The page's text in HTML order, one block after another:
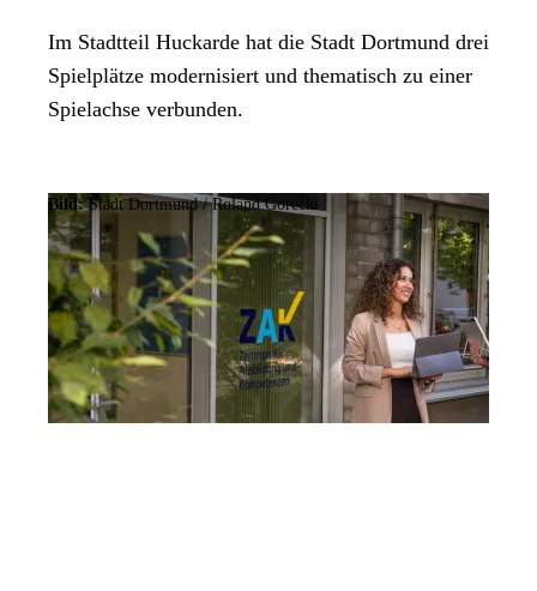
Im Stadtteil Huckarde hat die Stadt Dortmund drei
Spielplätze modernisiert und thematisch zu einer
Spielachse verbunden.
Bild:Stadt Dortmund / Roland Gorecki